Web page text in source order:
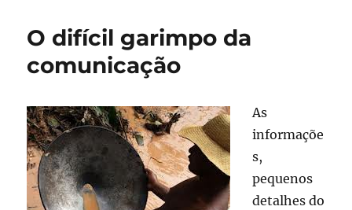
O difícil garimpo da
comunicação
As
informaçõe
s,
pequenos
detalhes do